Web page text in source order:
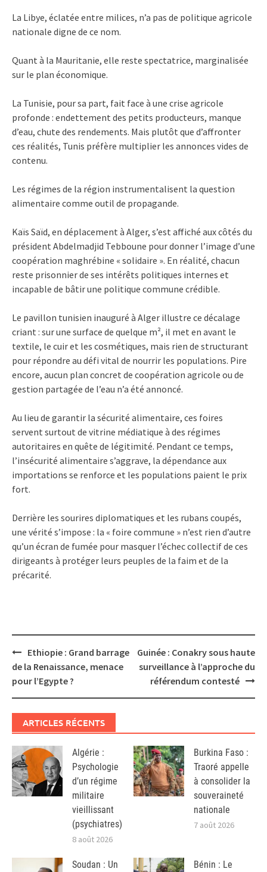
La Libye, éclatée entre milices, n’a pas de politique agricole
nationale digne de ce nom.
Quant à la Mauritanie, elle reste spectatrice, marginalisée
sur le plan économique.
La Tunisie, pour sa part, fait face à une crise agricole
profonde : endettement des petits producteurs, manque
d’eau, chute des rendements. Mais plutôt que d’affronter
ces réalités, Tunis préfère multiplier les annonces vides de
contenu.
Les régimes de la région instrumentalisent la question
alimentaire comme outil de propagande.
Kaïs Saïd, en déplacement à Alger, s’est affiché aux côtés du
président Abdelmadjid Tebboune pour donner l’image d’une
coopération maghrébine « solidaire ». En réalité, chacun
reste prisonnier de ses intérêts politiques internes et
incapable de bâtir une politique commune crédible.
Le pavillon tunisien inauguré à Alger illustre ce décalage
criant : sur une surface de quelque m², il met en avant le
textile, le cuir et les cosmétiques, mais rien de structurant
pour répondre au défi vital de nourrir les populations. Pire
encore, aucun plan concret de coopération agricole ou de
gestion partagée de l’eau n’a été annoncé.
Au lieu de garantir la sécurité alimentaire, ces foires
servent surtout de vitrine médiatique à des régimes
autoritaires en quête de légitimité. Pendant ce temps,
l’insécurité alimentaire s’aggrave, la dépendance aux
importations se renforce et les populations paient le prix
fort.
Derrière les sourires diplomatiques et les rubans coupés,
une vérité s’impose : la « foire commune » n’est rien d’autre
qu’un écran de fumée pour masquer l’échec collectif de ces
dirigeants à protéger leurs peuples de la faim et de la
précarité.
Post
navigation
Ethiopie : Grand barrage
de la Renaissance, menace
pour l’Egypte ?
Guinée : Conakry sous haute
surveillance à l’approche du
référendum contesté
ARTICLES RÉCENTS
Algérie :
Psychologie
d’un régime
militaire
vieillissant
(psychiatres)
8 août 2026
Burkina Faso :
Traoré appelle
à consolider la
souveraineté
nationale
7 août 2026
Soudan : Un
Bénin : Le